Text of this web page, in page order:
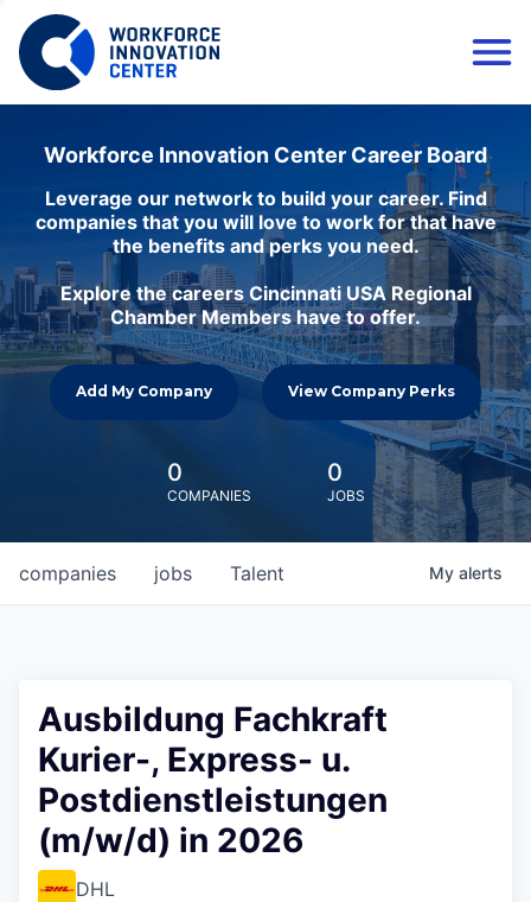
Workforce Innovation Center Career Board
Leverage our network to build your career. Find
companies that you will love to work for that have
the benefits and perks you need.
Explore the careers Cincinnati USA Regional
Chamber Members have to offer.
Add My Company View Company Perks
0
COMPANIES
0
JOBS
jobs
companies Talent My alerts
Ausbildung Fachkraft
Kurier-, Express- u.
Postdienstleistungen
(m/w/d) in 2026
DHL